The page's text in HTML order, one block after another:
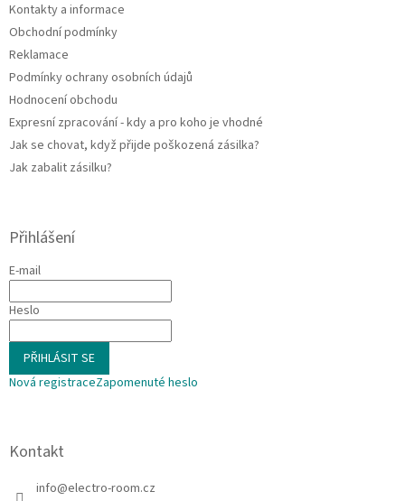
Kontakty a informace
Obchodní podmínky
Reklamace
Podmínky ochrany osobních údajů
Hodnocení obchodu
Expresní zpracování - kdy a pro koho je vhodné
Jak se chovat, když přijde poškozená zásilka?
Jak zabalit zásilku?
Přihlášení
E-mail
Heslo
PŘIHLÁSIT SE
Nová registraceZapomenuté heslo
Kontakt
info@electro-room.cz